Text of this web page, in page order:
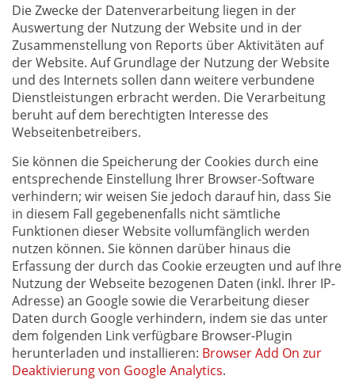
Die Zwecke der Datenverarbeitung liegen in der
Auswertung der Nutzung der Website und in der
Zusammenstellung von Reports über Aktivitäten auf
der Website. Auf Grundlage der Nutzung der Website
und des Internets sollen dann weitere verbundene
Dienstleistungen erbracht werden. Die Verarbeitung
beruht auf dem berechtigten Interesse des
Webseitenbetreibers.
Sie können die Speicherung der Cookies durch eine
entsprechende Einstellung Ihrer Browser-Software
verhindern; wir weisen Sie jedoch darauf hin, dass Sie
in diesem Fall gegebenenfalls nicht sämtliche
Funktionen dieser Website vollumfänglich werden
nutzen können. Sie können darüber hinaus die
Erfassung der durch das Cookie erzeugten und auf Ihre
Nutzung der Webseite bezogenen Daten (inkl. Ihrer IP-
Adresse) an Google sowie die Verarbeitung dieser
Daten durch Google verhindern, indem sie das unter
dem folgenden Link verfügbare Browser-Plugin
herunterladen und installieren: Browser Add On zur
Deaktivierung von Google Analytics.